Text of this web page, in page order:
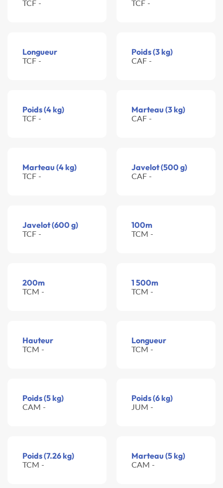
TCF - TCF -
Longueur
TCF -
Poids (3 kg)
CAF -
Poids (4 kg)
TCF -
Marteau (3 kg)
CAF -
Marteau (4 kg)
TCF -
Javelot (500 g)
CAF -
Javelot (600 g)
TCF -
100m
TCM -
200m
TCM -
1 500m
TCM -
Hauteur
TCM -
Longueur
TCM -
Poids (5 kg)
CAM -
Poids (6 kg)
JUM -
Poids (7.26 kg)
TCM -
Marteau (5 kg)
CAM -